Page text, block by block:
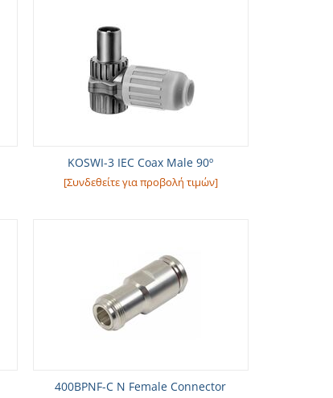
KOSWI-3 IEC Coax Male 90º
[Συνδεθείτε για προβολή τιμών]
400BPNF-C N Female Connector